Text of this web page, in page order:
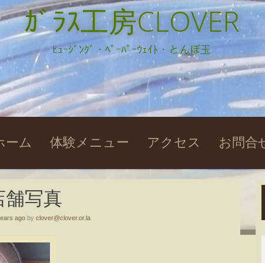
ｶﾞﾗｽ工房CLOVER
ﾋｭｰｼﾞﾝｸﾞ・ﾍﾟｰﾊﾟｰｳｪｲﾄ・とんぼ玉
ーム 体験メニュー アクセス お問合
舗写真
agoby clover@clover.or.la